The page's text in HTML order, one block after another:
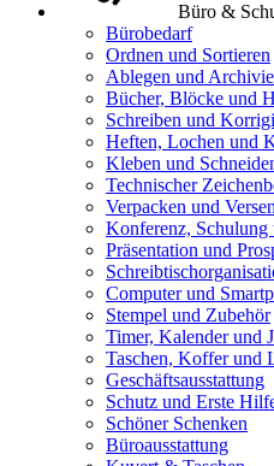
Büro &
Bürobedarf
Ordnen und Sortieren
Ablegen und
Bücher, Blöcke und
Schreiben und
Heften, Lochen und
Kleben und
Technischer
Verpacken und
Konferenz, Schulung
Präsentation und
Computer und
Stempel und Zubehör
Timer, Kalender und
Taschen, Koffer und
Geschäftsausstattung
Schutz und Erste
Schöner Schenken
Büroausstattung